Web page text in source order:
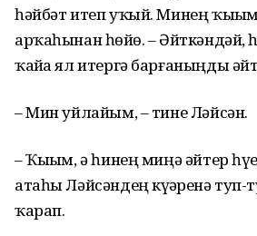
һәйбәт итеп уҡый. Минең
арҡаһынан һөйҙө. –
ҡайҙа ял итергә барғаныңды
– Мин уйлайым, – тине Ләйсән.
– Ҡыҙым, ә һинең миңә әйтер
атаһы Ләйсәндең күҙҙәренә
ҡарап.